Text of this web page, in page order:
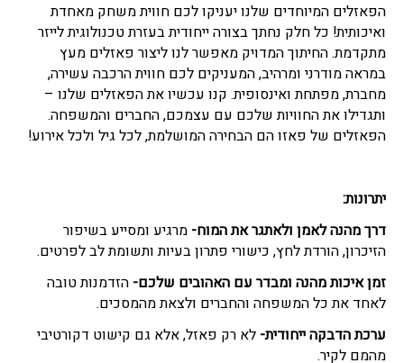
הפאזלים המיוחדים שלנו יעניקו לכם חווית משחק מאחדת
ואיכותית! כל חלק נחתך בצורה ייחודית בעזרת טכנולוגית לייזר
מתקדמת. החיתוך המדויק מאפשר לנו ליצור פאזלים מעץ
במראה מודרני ומרהיב, המעניקים לכם חווית הרכבה עשירה,
מחברת, מפתחת ואינסופית. קנו עכשיו את הפאזלים שלנו –
ותגדילו את החוויות שלכם עם עצמכם, החברים והמשפחה.
הפאזלים של פאזו הם הבחירה המושלמת, לכל גיל ולכל אירוע!
יתרונות:
דרך מהנה לאמן ולאתגר את המוח- מרגיע ומסייע בשיפור
הזיכרון, הורדת לחץ, כישורי פתרון בעיות ותשומת לב לפרטים.
זמן איכות מהנה ומבדר עם האהובים שלכם- הזדמנות טובה
לאחד את כל המשפחה והחברים ולצאת מהמסכים.
ערכת הדבקה ייחודית- לא רק פאזל, אלא גם קישוט דקורטיבי
מהמם לקיר.